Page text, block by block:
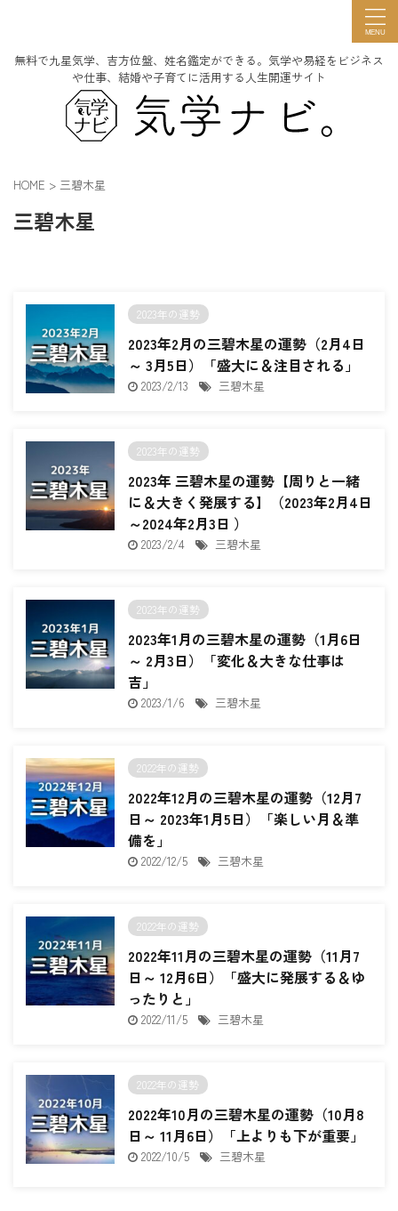
無料で九星気学、吉方位盤、姓名鑑定ができる。気学や易経をビジネス
や仕事、結婚や子育てに活用する人生開運サイト
HOME > 三碧木星
三碧木星
2023年の運勢
2023年2月の三碧木星の運勢（2月4日
～ 3月5日）「盛大に＆注目される」
2023/2/13 三碧木星
2023年の運勢
2023年 三碧木星の運勢【周りと一緒
に＆大きく発展する】（2023年2月4日
～2024年2月3日 ）
2023/2/4 三碧木星
2023年の運勢
2023年1月の三碧木星の運勢（1月6日
～ 2月3日）「変化＆大きな仕事は
吉」
2023/1/6 三碧木星
2022年の運勢
2022年12月の三碧木星の運勢（12月7
日～ 2023年1月5日）「楽しい月＆準
備を」
2022/12/5 三碧木星
2022年の運勢
2022年11月の三碧木星の運勢（11月7
日～ 12月6日）「盛大に発展する＆ゆ
ったりと」
2022/11/5 三碧木星
2022年の運勢
2022年10月の三碧木星の運勢（10月8
日～ 11月6日）「上よりも下が重要」
2022/10/5 三碧木星